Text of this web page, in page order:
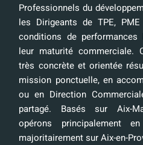
Professionnels du
les Dirigeants de TPE,
conditions de
leur maturité commerciale.
très concrète et orientée
mission ponctuelle, en
ou en Direction
partagé. Basés sur Aix-
opérons principalement
majoritairement sur Aix-en-